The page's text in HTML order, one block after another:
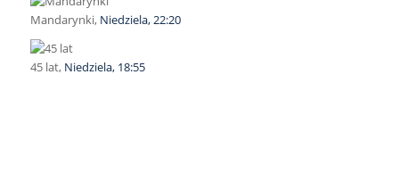
Mandarynki, Niedziela, 22:20
45 lat, Niedziela, 18:55